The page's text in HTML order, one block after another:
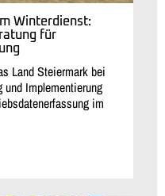
Winterdienst:
für
Land Steiermark bei
und Implementierung
im